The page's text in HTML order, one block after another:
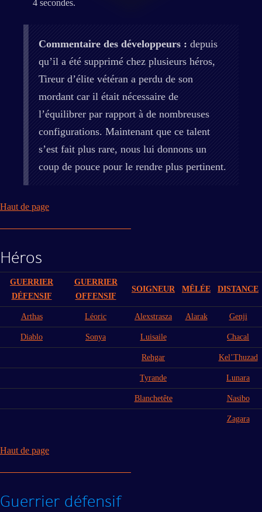
4 secondes.
Commentaire des développeurs : depuis
qu’il a été supprimé chez plusieurs héros,
Tireur d’élite vétéran a perdu de son
mordant car il était nécessaire de
l’équilibrer par rapport à de nombreuses
configurations. Maintenant que ce talent
s’est fait plus rare, nous lui donnons un
coup de pouce pour le rendre plus pertinent.
Haut de page
Héros
GUERRIER
DÉFENSIF
GUERRIER
OFFENSIF
SOIGNEUR MÊLÉE DISTANCE
Arthas Léoric Alexstrasza Alarak Genji
Diablo Sonya Luisaile Chacal
Rehgar Kel’Thuzad
Tyrande Lunara
Blanchetête Nasibo
Zagara
Haut de page
Guerrier défensif